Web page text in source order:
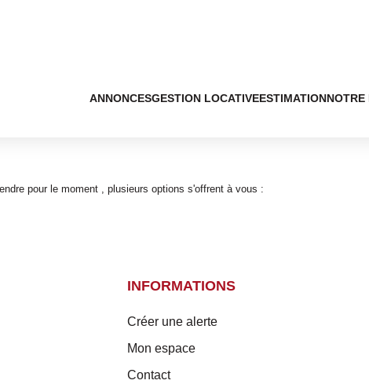
ANNONCESGESTION LOCATIVEESTIMATIONNOTRE
pour le moment , plusieurs options s'offrent à vous :
INFORMATIONS
Créer une alerte
Mon espace
Contact